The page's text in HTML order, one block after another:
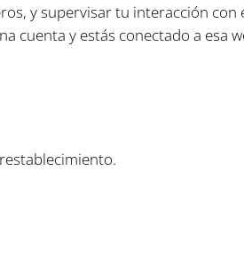
y supervisar tu interacción con
cuenta y estás conectado a esa